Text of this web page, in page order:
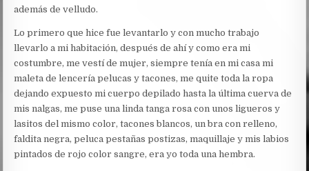
además de velludo.
Lo primero que hice fue levantarlo y con mucho trabajo
llevarlo a mi habitación, después de ahí y como era mi
costumbre, me vestí de mujer, siempre tenía en mi casa mi
maleta de lencería pelucas y tacones, me quite toda la ropa
dejando expuesto mi cuerpo depilado hasta la última cuerva de
mis nalgas, me puse una linda tanga rosa con unos ligueros y
lasitos del mismo color, tacones blancos, un bra con relleno,
faldita negra, peluca pestañas postizas, maquillaje y mis labios
pintados de rojo color sangre, era yo toda una hembra.